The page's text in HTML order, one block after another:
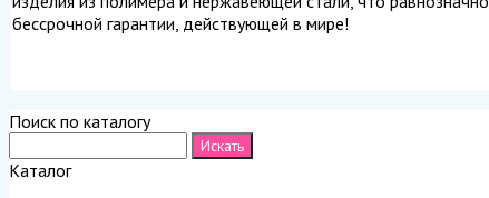
бессрочной гарантии, действующей в мире!
Поиск по каталогу
Каталог